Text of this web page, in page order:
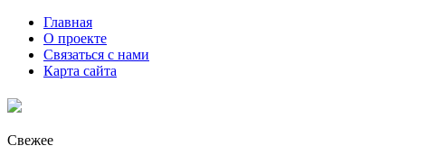
Главная
О проекте
Связаться с нами
Карта сайта
Свежее